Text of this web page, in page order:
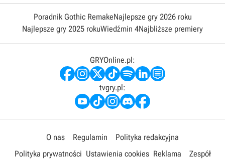
Poradnik Gothic RemakeNajlepsze gry 2026 roku
Najlepsze gry 2025 rokuWiedźmin 4Najbliższe premiery
GRYOnline.pl:
tvgry.pl:
O nas Regulamin
Polityka redakcyjna
Polityka prywatności Ustawienia cookies Reklama Zespół